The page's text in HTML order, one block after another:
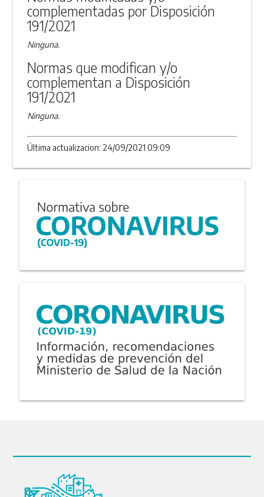
complementadas por Disposición
191/2021
Ninguna.
Normas que modifican y/o
complementan a Disposición
191/2021
Ninguna.
Última actualizacion: 24/09/2021 09:09